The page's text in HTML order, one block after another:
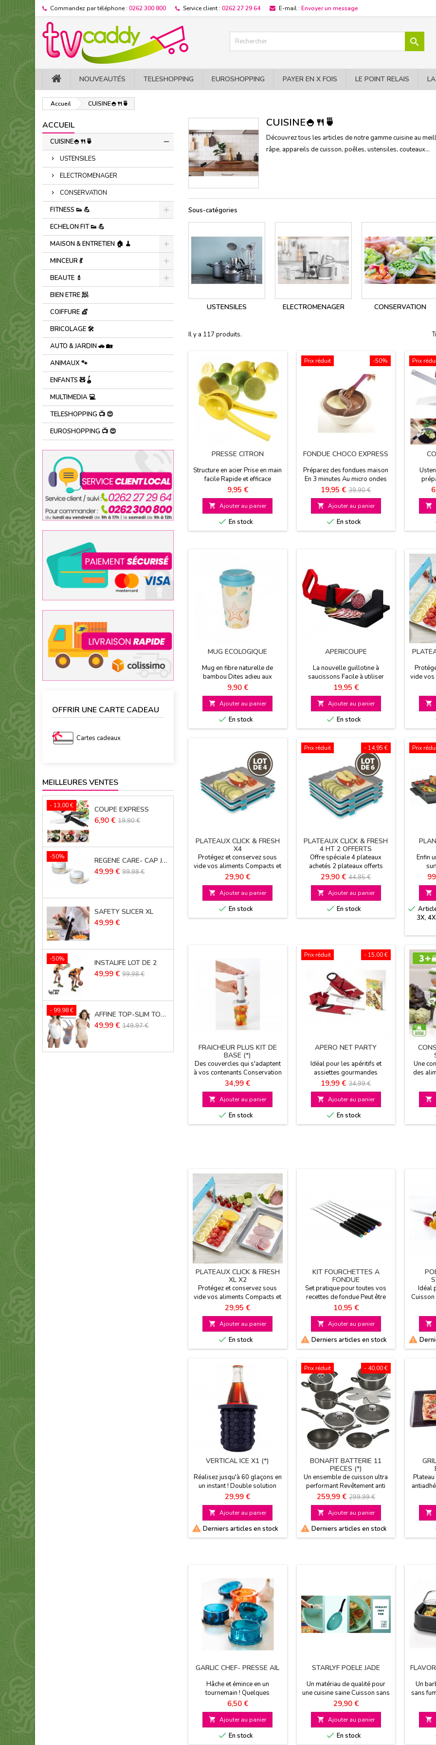
Commandez par téléphone : 0262 300 800 Service client : 0262 27 29 64 E-mail : Envoyer un message

NOUVEAUTÉS TELESHOPPING EUROSHOPPING PAYER EN X FOIS LE POINT RELAIS
Accueil CUISINE🍚​🍴​🍵​
ACCUEIL
CUISINE🍚​🍴​🍵​
USTENSILES
ELECTROMENAGER
CONSERVATION
FITNESS 👟 ​💪​
ECHELON FIT 👟 ​💪​
MAISON & ENTRETIEN 🏠 🧹
MINCEUR 💃
BEAUTE 💄
BIEN ETRE 🧖
COIFFURE 💇
BRICOLAGE 🛠️
AUTO & JARDIN 🚗 🏡
ANIMAUX 🐾
ENFANTS 🧸🪀
MULTIMEDIA 💻
TELESHOPPING 📺 😍
EUROSHOPPING 📺 😍
OFFRIR UNE CARTE CADEAU
Cartes cadeaux
MEILLEURES VENTES
- 13,00 € COUPE EXPRESS
Prix
6,90 € Prix
19,90 €
-50% REGENE CARE- CAP JOUVENCE LOT DE 2
Prix
49,99 € Prix
99,98 €
SAFETY SLICER XL
Prix
49,99 €
-50% INSTALIFE LOT DE 2
Prix
49,99 € Prix
99,98 €
- 99,98 € AFFINE TOP-SLIM TOP LOT DE 3
Prix
49,99 € Prix
149,97 €
CUISINE🍚​🍴​🍵​
Découvrez tous les articles de notre gamme cuisine au
râpe, appareils de cuisson, poêles, ustensiles, couteaux...
Sous-catégories
USTENSILES ELECTROMENAGER CONSERVATION
Il y a 117 produits.
PRESSE CITRON
Structure en acier Prise en main
facile Rapide et efficace
Prix
9,95 €
 Ajouter au panier
 En stock
-50%
Prix réduit
FONDUE CHOCO EXPRESS
Préparez des fondues maison
En 3 minutes Au micro ondes
ou au bain marie
Prix
19,95 € Prix
de
base
39,90 €
 Ajouter au panier
 En stock
Prix
et

MUG ECOLOGIQUE
Mug en fibre naturelle de
bambou Dites adieu aux
gobelets jetables Bamboo Cup
garde au chaud ou au froid vos
boissons pendant plusieurs
heures. Nombreux modèles
Prix
9,90 €
 Ajouter au panier
 En stock
APERICOUPE
La nouvelle guillotine à
saucissons Facile à utiliser
Sécurité grâce à la goupille Se
transporte facilement
Prix
19,95 €
 Ajouter au panier
 En stock
vide vos

PLATEAUX CLICK & FRESH
X4
Protégez et conservez sous
vide vos aliments Compacts et
empilables En lot de 4
Prix
29,90 €
 Ajouter au panier
 En stock
- 14,95 €
Prix réduit
PLATEAUX CLICK & FRESH
4 HT 2 OFFERTS
Offre spéciale 4 plateaux
achetés 2 plateaux offerts
Protégez et conservez sous
vide vos aliments Compacts et
empilables
Prix
29,90 € Prix
de
base
44,85 €
 Ajouter au panier
 En stock
Prix
Enfin


3X,
FRAICHEUR PLUS KIT DE
BASE (*)
Des couvercles qui s'adaptent
à vos contenants Conservation
efficace et simple S'adapte à
toutes surfaces lisses
Economique et écologique
Prix
34,99 €
 Ajouter au panier
 En stock
- 15,00 €
Prix réduit
APERO NET PARTY
Idéal pour les apéritifs et
assiettes gourmandes
Prix
19,99 € Prix
base
34,99 €
 Ajouter au panier
 En stock
Une
des
de

PLATEAUX CLICK & FRESH
XL X2
Protégez et conservez sous
vide vos aliments Compacts et
empilables
Prix
29,95 €
 Ajouter au panier
 En stock
KIT FOURCHETTES A
FONDUE
Set pratique pour toutes vos
recettes de fondue Peut être
utilisé avec le Speed Cooker
Prix
10,95 €
 Ajouter au panier
 Derniers articles en stock
Idéal


VERTICAL ICE X1 (*)
Réalisez jusqu'à 60 glaçons en
un instant ! Double solution
fraîcheur Facile à démouler
Compact
Prix
29,99 €
 Ajouter au panier
 Derniers articles en stock
- 40,00 €
Prix réduit
BONAFIT BATTERIE 11
PIECES (*)
Un ensemble de cuisson ultra
performant Revêtement anti
adhésif Compatible avec tous
les types de feux Poêles à
poignées amovibles
Prix
259,99 € Prix
base
299,99 €
 Ajouter au panier
 Derniers articles en stock
49 cm

GARLIC CHEF- PRESSE AIL
Hâche et émince en un
tournemain ! Quelques
rotations suffisent Existe en 4
coloris
Prix
6,50 €
 Ajouter au panier
 En stock
STARLYF POELE JADE
Un matériau de qualité pour
une cuisine saine Cuisson sans
matière grasse Antiadhésive et
résistante A base de jade
Existe en 3 diamètres
Prix
29,90 €
 Ajouter au panier
 En stock
Un
sans
et
